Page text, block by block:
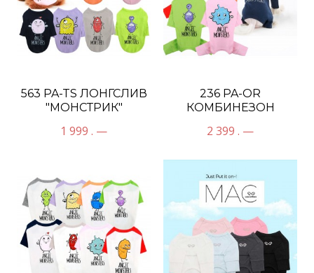
563 PA-TS ЛОНГСЛИВ
"МОНСТРИК"
1 999 . —
236 PA-OR
КОМБИНЕЗОН
2 399 . —